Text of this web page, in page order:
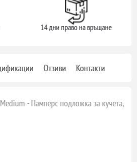
14 дни право на връщане
Отзиви Контакти
- Памперс подложка за кучета,